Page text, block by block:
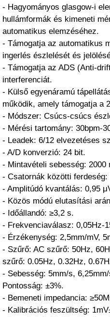
- Hagyományos glasgow-i
hullámformák és kimeneti
automatikus elemzéséhez.
- Támogatja az automatikus
ingerlés észlelését és
- Támogatja az ADS (Anti-
interferenciát.
- Külső egyenáramú
működik, amely támogatja a
- Módszer: Csúcs-csúcs
- Mérési tartomány: 30bpm-
- Leadek: 6/12 elvezetéses
- A/D konverzió: 24 bit.
- Mintavételi sebesség: 2000
- Csatornák közötti
- Amplitúdó kvantálás: 0,95
- Közös módú elutasítási
- Időállandó: ≥3,2 s.
- Frekvenciaválasz: 0,05Hz-
- Érzékenység: 2,5mm/mV,
- Szűrő: AC szűrő: 50Hz,
szűrő: 0.05Hz, 0.32Hz,
- Sebesség: 5mm/s,
Pontosság: ±3%.
- Bemeneti impedancia:
- Kalibrációs feszültség: